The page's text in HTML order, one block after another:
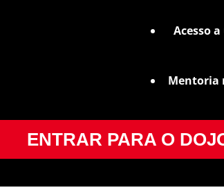
Acesso
Mentoria
ENTRAR PARA O